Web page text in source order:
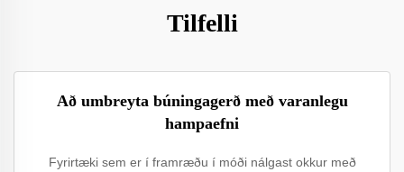
Tilfelli
Að umbreyta búningagerð með varanlegu
hampaefni
Fyrirtæki sem er í framræðu í móði nálgast okkur með